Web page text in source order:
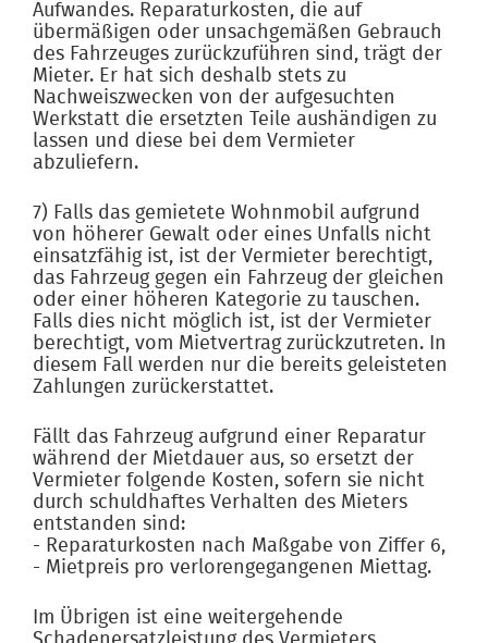
Aufwandes. Reparaturkosten, die auf
übermäßigen oder unsachgemäßen Gebrauch
des Fahrzeuges zurückzuführen sind, trägt der
Mieter. Er hat sich deshalb stets zu
Nachweiszwecken von der aufgesuchten
Werkstatt die ersetzten Teile aushändigen zu
lassen und diese bei dem Vermieter
abzuliefern.
7) Falls das gemietete Wohnmobil aufgrund
von höherer Gewalt oder eines Unfalls nicht
einsatzfähig ist, ist der Vermieter berechtigt,
das Fahrzeug gegen ein Fahrzeug der gleichen
oder einer höheren Kategorie zu tauschen.
Falls dies nicht möglich ist, ist der Vermieter
berechtigt, vom Mietvertrag zurückzutreten. In
diesem Fall werden nur die bereits geleisteten
Zahlungen zurückerstattet.
Fällt das Fahrzeug aufgrund einer Reparatur
während der Mietdauer aus, so ersetzt der
Vermieter folgende Kosten, sofern sie nicht
durch schuldhaftes Verhalten des Mieters
entstanden sind:
- Reparaturkosten nach Maßgabe von Ziffer 6,
- Mietpreis pro verlorengegangenen Miettag.
Im Übrigen ist eine weitergehende